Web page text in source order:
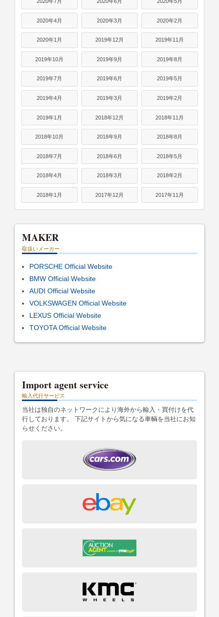
2020年4月 2020年3月 2020年2月
2020年1月 2019年12月 2019年11月
2019年10月 2019年9月 2019年8月
2019年7月 2019年6月 2019年5月
2019年4月 2019年3月 2019年2月
2019年1月 2018年12月 2018年11月
2018年10月 2018年9月 2018年8月
2018年7月 2018年6月 2018年5月
2018年4月 2018年3月 2018年2月
2018年1月 2017年12月 2017年11月
MAKER
取扱いメーカー
PORSCHE Official Website
BMW Official Website
AUDI Official Website
VOLKSWAGEN Official Website
LEXUS Official Website
TOYOTA Official Website
Import agent service
輸入代行サービス
当社は独自のネットワークにより海外から輸入・買付けを代
行しております。 下記サイトから気になる車輌を当社にお知
らせください。